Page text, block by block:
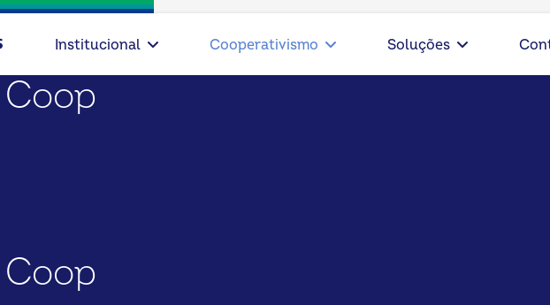
Institucional Cooperativismo Soluções